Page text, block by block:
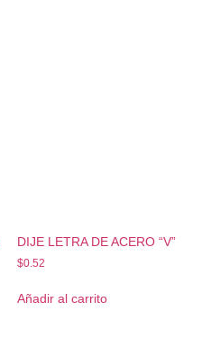
DIJE LETRA DE ACERO “V”
$0.52
Añadir al carrito